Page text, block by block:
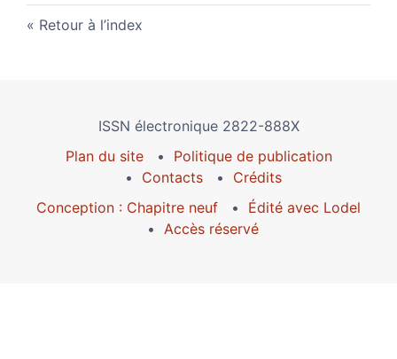
Retour à l’index
ISSN électronique 2822-888X
Plan du site
Politique de publication
Contacts
Crédits
Conception : Chapitre neuf
Édité avec Lodel
Accès réservé